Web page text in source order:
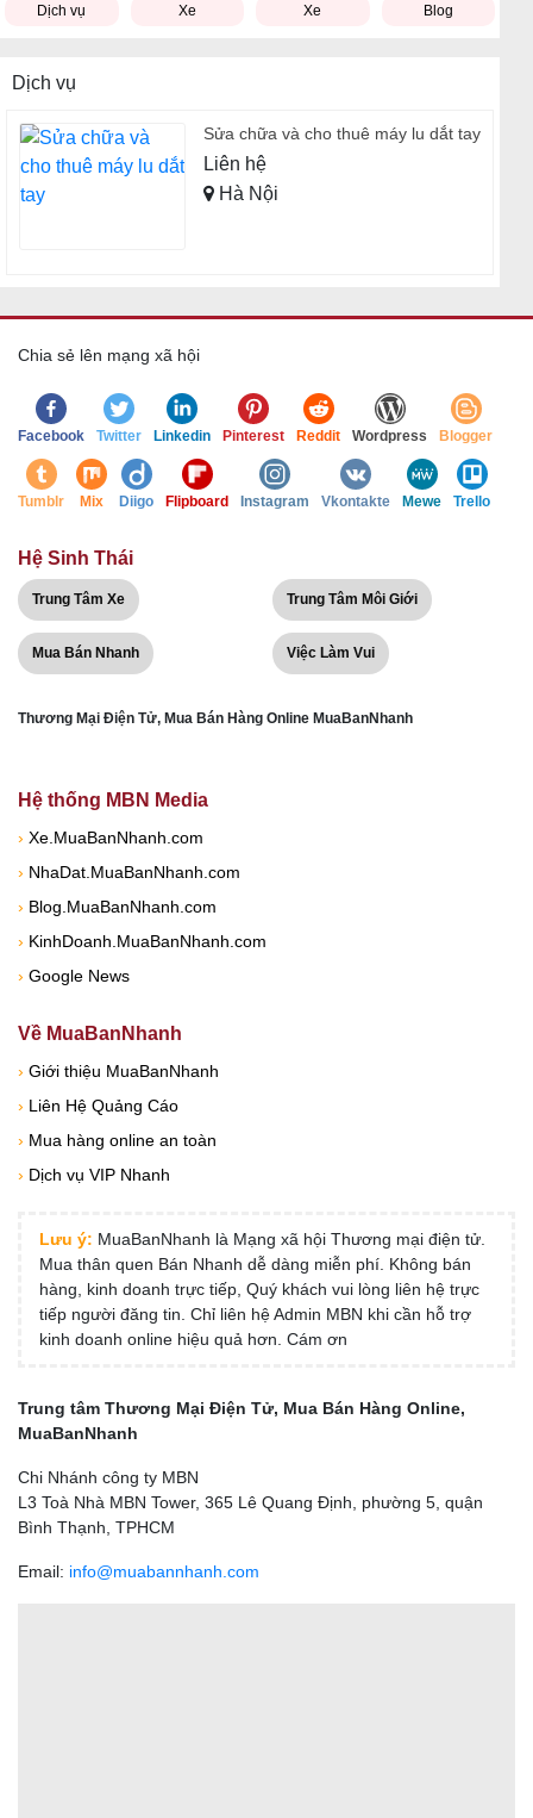
Dịch vụ Xe Xe Blog
Dịch vụ
Sửa chữa và cho thuê máy lu dắt tay
Liên hệ
Hà Nội
Chia sẻ lên mạng xã hội
Facebook Twitter Linkedin Pinterest Reddit Wordpress Blogger
Tumblr Mix Diigo Flipboard Instagram Vkontakte Mewe Trello
Hệ Sinh Thái
Trung Tâm Xe Trung Tâm Môi Giới
Mua Bán Nhanh Việc Làm Vui
Thương Mại Điện Tử, Mua Bán Hàng Online MuaBanNhanh
Hệ thống MBN Media
› Xe.MuaBanNhanh.com
› NhaDat.MuaBanNhanh.com
› Blog.MuaBanNhanh.com
› KinhDoanh.MuaBanNhanh.com
› Google News
Về MuaBanNhanh
› Giới thiệu MuaBanNhanh
› Liên Hệ Quảng Cáo
› Mua hàng online an toàn
› Dịch vụ VIP Nhanh
Lưu ý: MuaBanNhanh là Mạng xã hội Thương mại điện tử.
Mua thân quen Bán Nhanh dễ dàng miễn phí. Không bán
hàng, kinh doanh trực tiếp, Quý khách vui lòng liên hệ trực
tiếp người đăng tin. Chỉ liên hệ Admin MBN khi cần hỗ trợ
kinh doanh online hiệu quả hơn. Cám ơn
Trung tâm Thương Mại Điện Tử, Mua Bán Hàng Online,
MuaBanNhanh
Chi Nhánh công ty MBN
L3 Toà Nhà MBN Tower, 365 Lê Quang Định, phường 5, quận
Bình Thạnh, TPHCM
Email: info@muabannhanh.com